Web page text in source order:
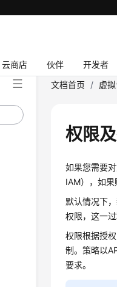
云商店 伙伴 开发者
文档首页 / 虚
权限
如果您需要
IAM），如
默认情况下
权限，这一
权限根据授
制。策略以
要求。